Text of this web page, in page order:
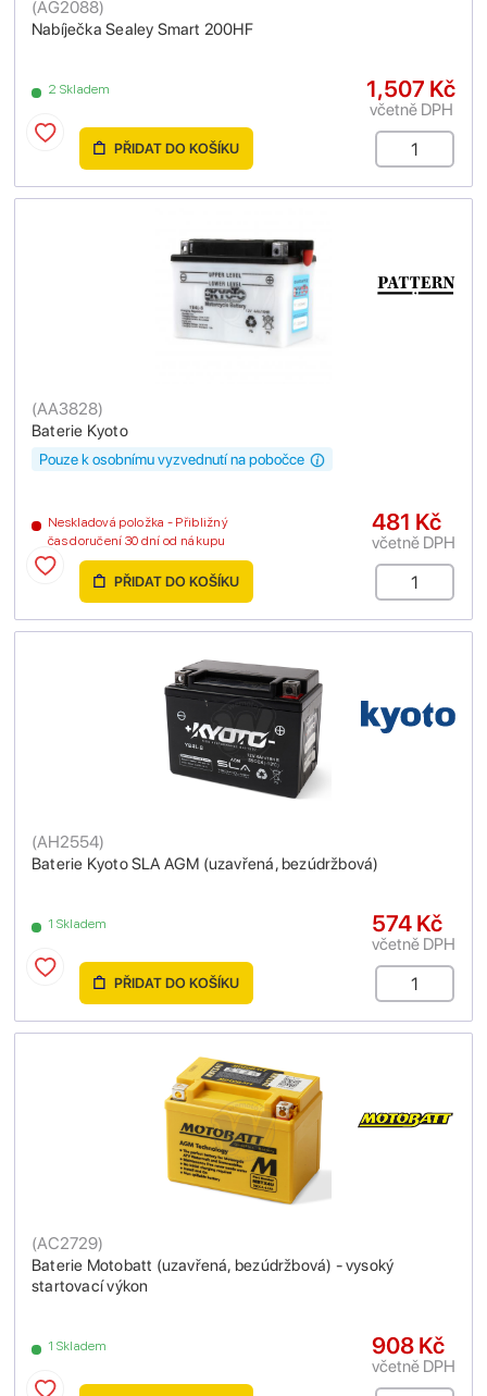
Nabíječka Sealey Smart 200HF
(AG2088)
2 Skladem 1,507 Kč
včetně DPH
PŘIDAT DO KOŠÍKU
Baterie Kyoto
(AA3828)
Neskladová položka - Přibližný
čas doručení 30 dní od nákupu
Pouze k osobnímu vyzvednutí na pobočce
481 Kč
včetně DPH
PŘIDAT DO KOŠÍKU
Baterie Kyoto SLA AGM (uzavřená, bezúdržbová)
(AH2554)
1 Skladem 574 Kč
včetně DPH
PŘIDAT DO KOŠÍKU
Baterie Motobatt (uzavřená, bezúdržbová) - vysoký
startovací výkon
(AC2729)
1 Skladem 908 Kč
včetně DPH